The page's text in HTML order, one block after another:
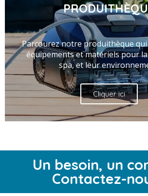
Parcourez notre produithèque
équipements et matériels pour
spa, et leur
Cliquer ici
Un besoin, un
Contactez-